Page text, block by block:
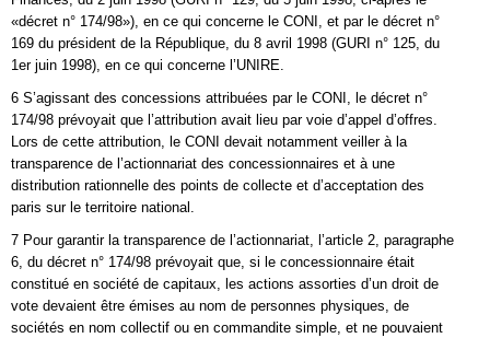
«décret n° 174/98»), en ce qui concerne le CONI, et par le décret n°
169 du président de la République, du 8 avril 1998 (GURI n° 125, du
1er juin 1998), en ce qui concerne l’UNIRE.
6 S’agissant des concessions attribuées par le CONI, le décret n°
174/98 prévoyait que l’attribution avait lieu par voie d’appel d’offres.
Lors de cette attribution, le CONI devait notamment veiller à la
transparence de l’actionnariat des concessionnaires et à une
distribution rationnelle des points de collecte et d’acceptation des
paris sur le territoire national.
7 Pour garantir la transparence de l’actionnariat, l’article 2, paragraphe
6, du décret n° 174/98 prévoyait que, si le concessionnaire était
constitué en société de capitaux, les actions assorties d’un droit de
vote devaient être émises au nom de personnes physiques, de
sociétés en nom collectif ou en commandite simple, et ne pouvaient